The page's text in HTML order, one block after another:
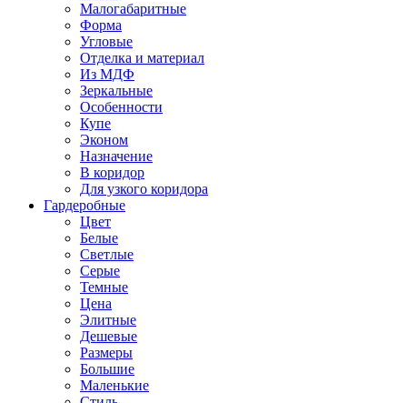
Малогабаритные
Форма
Угловые
Отделка и материал
Из МДФ
Зеркальные
Особенности
Купе
Эконом
Назначение
В коридор
Для узкого коридора
Гардеробные
Цвет
Белые
Светлые
Серые
Темные
Цена
Элитные
Дешевые
Размеры
Большие
Маленькие